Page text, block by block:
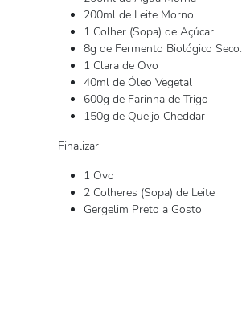
200ml de Leite Morno
1 Colher (Sopa) de Açúcar
8g de Fermento Biológico Seco.
1 Clara de Ovo
40ml de Óleo Vegetal
600g de Farinha de Trigo
150g de Queijo Cheddar
Finalizar
1 Ovo
2 Colheres (Sopa) de Leite
Gergelim Preto a Gosto